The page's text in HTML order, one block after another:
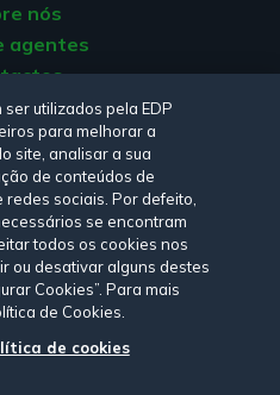
nós
agentes
Cliente
energia
Política de cookies
de Acessibilidade.
utilizados pela EDP
para melhorar a
site, analisar a sua
de conteúdos de
sociais. Por defeito,
se encontram
todos os cookies nos
ou desativar alguns destes
Cookies”. Para mais
de Cookies.
de cookies